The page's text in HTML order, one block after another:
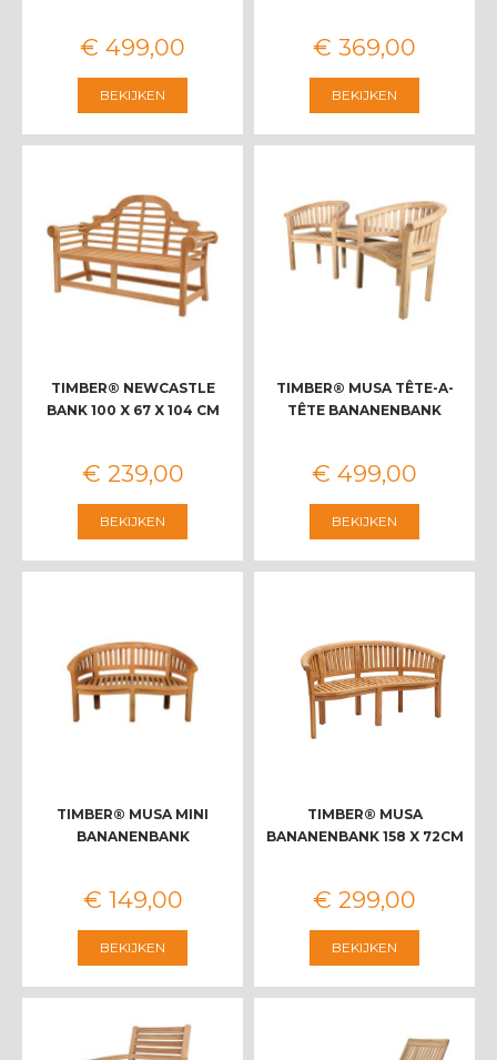
€ 499,00
BEKIJKEN
€ 369,00
BEKIJKEN
TIMBER® NEWCASTLE
BANK 100 X 67 X 104 CM
€ 239,00
BEKIJKEN
TIMBER® MUSA TÊTE-A-
TÊTE BANANENBANK
€ 499,00
BEKIJKEN
TIMBER® MUSA MINI
BANANENBANK
€ 149,00
BEKIJKEN
TIMBER® MUSA
BANANENBANK 158 X 72CM
€ 299,00
BEKIJKEN